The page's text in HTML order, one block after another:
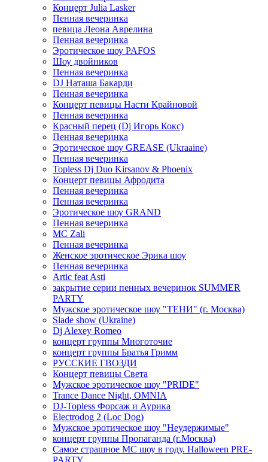
Концерт Julia Lasker
Пенная вечеринка
певица Леона Аврелина
Пенная вечеринка
Эротическое шоу PAFOS
Шоу двойников
Пенная вечеринка
DJ Наташа Бакарди
Пенная вечеринка
Концерт певицы Насти Крайновой
Пенная вечеринка
Красный перец (Dj Игорь Кокс)
Пенная вечеринка
Эротическое шоу GREASE (Ukraaine)
Пенная вечеринка
Topless Dj Duo Kirsanov & Phoenix
Концерт певицы Афродита
Пенная вечеринка
Пенная вечеринка
Эротическое шоу GRAND
Пенная вечеринка
MC Zali
Пенная вечеринка
Женское эротическое Эрика шоу
Пенная вечеринка
Artic feat Asti
закрытие серии пенных вечеринок SUMMER
PARTY
Мужское эротическое шоу "ТЕНИ" (г. Москва)
Slade show (Ukraine)
Dj Alexey Romeo
концерт группы Многоточие
концерт группы Братья Гримм
РУССКИЕ ГВОЗДИ
Концерт певицы Света
Мужское эротическое шоу "PRIDE"
Trance Dance Night, OMNIA
DJ-Topless Форсаж и Аурика
Electrodog 2 (Loc Dog)
Мужское эротическое шоу "Неудержимые"
концерт группы Пропаганда (г.Москва)
Самое страшное МС шоу в году. Halloween PRE-
PARTY